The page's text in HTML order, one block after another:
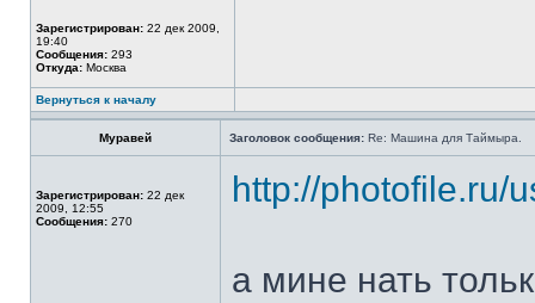
Зарегистрирован: 22 дек 2009,
19:40
Сообщения: 293
Откуда: Москва
Вернуться к началу
Муравей Заголовок сообщения: Re: Машина для Таймыра.
Зарегистрирован: 22 дек
2009, 12:55
Сообщения: 270
http://photofile.ru/
а мине нать